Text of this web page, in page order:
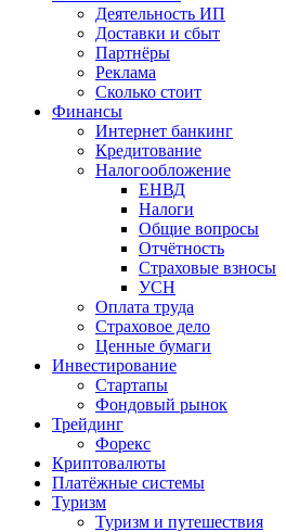
Деятельность ИП
Доставки и сбыт
Партнёры
Реклама
Сколько стоит
Финансы
Интернет банкинг
Кредитование
Налогообложение
ЕНВД
Налоги
Общие вопросы
Отчётность
Страховые взносы
УСН
Оплата труда
Страховое дело
Ценные бумаги
Инвестирование
Стартапы
Фондовый рынок
Трейдинг
Форекс
Криптовалюты
Платёжные системы
Туризм
Туризм и путешествия